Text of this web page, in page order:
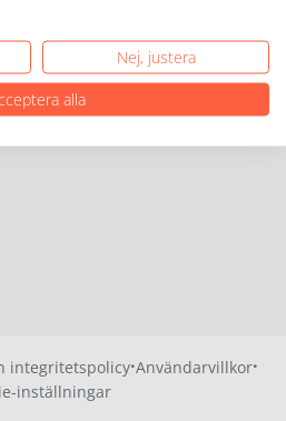
integritetspolicy·Användarvillkor·
inställningar
Nej, justera
alla